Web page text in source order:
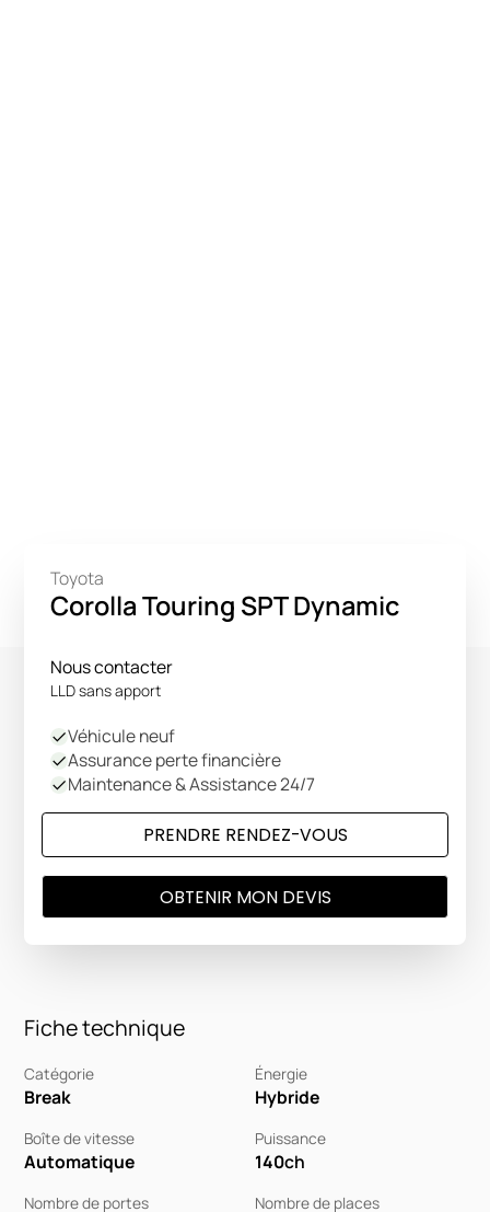
Fiche technique
Catégorie
Break
Énergie
Hybride
Boîte de vitesse
Automatique
Puissance
140ch
Nombre de portes Nombre de places
Toyota
Corolla Touring SPT Dynamic
Nous contacter
LLD sans apport
Véhicule neuf
Assurance perte financière
Maintenance & Assistance 24/7
PRENDRE RENDEZ-VOUS
OBTENIR MON DEVIS